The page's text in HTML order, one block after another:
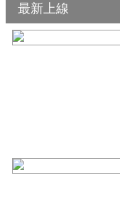
最新上線